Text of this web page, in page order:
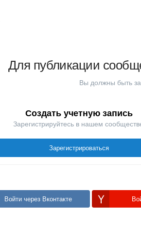
Для публикации
Вы должны быть
Создать учетную запись
Зарегистрируйтесь в нашем
Зарегистрироваться
Войти через Вконтакте